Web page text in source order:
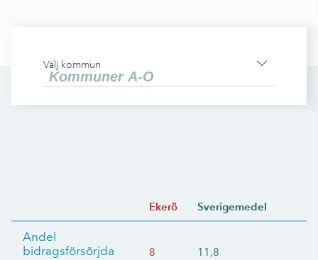
Välj kommun
Ekerö Sverigemedel
Andel
bidragsförsörjda
8 11,8